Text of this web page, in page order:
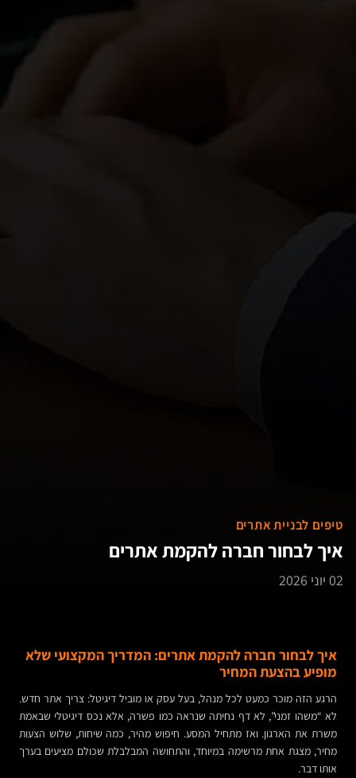
טיפים לבניית אתרים
איך לבחור חברה להקמת אתרים
02 יוני 2026
איך לבחור חברה להקמת אתרים: המדריך המקצועי שלא
מופיע בהצעת המחיר
הרגע הזה מוכר כמעט לכל מנהל, בעל עסק או מוביל דיגיטל: צריך אתר חדש.
לא “משהו זמני”, לא דף נחיתה שנראה כמו פשרה, אלא נכס דיגיטלי שבאמת
משרת את הארגון. ואז מתחיל המסע. חיפוש מהיר, כמה שיחות, שלוש הצעות
מחיר, מצגת אחת מרשימה במיוחד, והתחושה המבלבלת שכולם מציעים בערך
אותו דבר.